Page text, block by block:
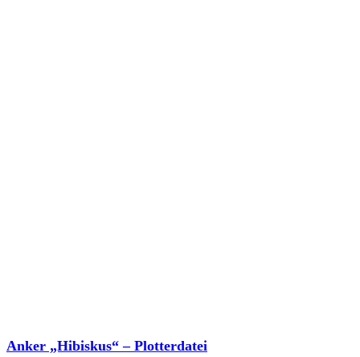
Anker „Hibiskus“ – Plotterdatei